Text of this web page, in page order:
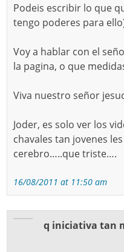
Podeis escribir lo que
tengo poderes para
Voy a hablar con el
la pagina, o que
Viva nuestro señor
Joder, es solo ver los
chavales tan jovenes
cerebro…..que triste….
16/08/2011 at 11:50 am
q iniciativa tan